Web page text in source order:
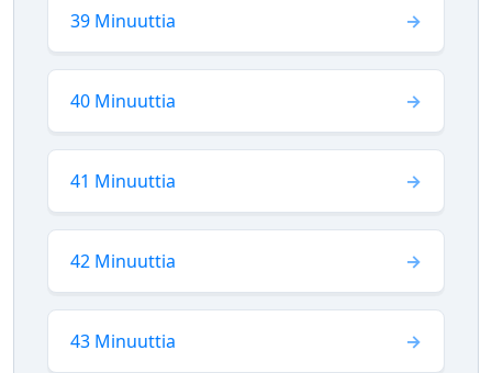
39 Minuuttia
40 Minuuttia
41 Minuuttia
42 Minuuttia
43 Minuuttia